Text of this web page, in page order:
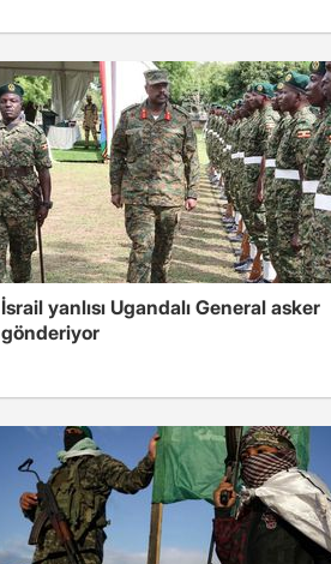
İsrail yanlısı Ugandalı General asker
gönderiyor